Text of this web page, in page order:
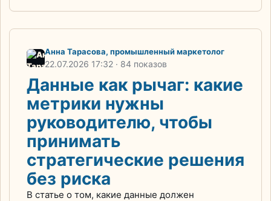
Анна Тарасова, промышленный маркетолог
22.07.2026 17:32 · 84 показов
Данные как рычаг: какие
метрики нужны
руководителю, чтобы
принимать
стратегические решения
без риска
В статье о том, какие данные должен